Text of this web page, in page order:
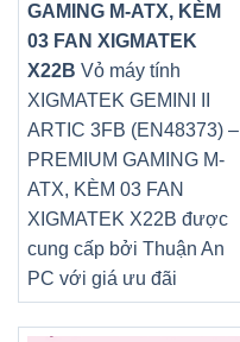
GAMING M-ATX, KÈM
03 FAN XIGMATEK
X22B Vỏ máy tính
XIGMATEK GEMINI II
ARTIC 3FB (EN48373) –
PREMIUM GAMING M-
ATX, KÈM 03 FAN
XIGMATEK X22B được
cung cấp bởi Thuận An
PC với giá ưu đãi